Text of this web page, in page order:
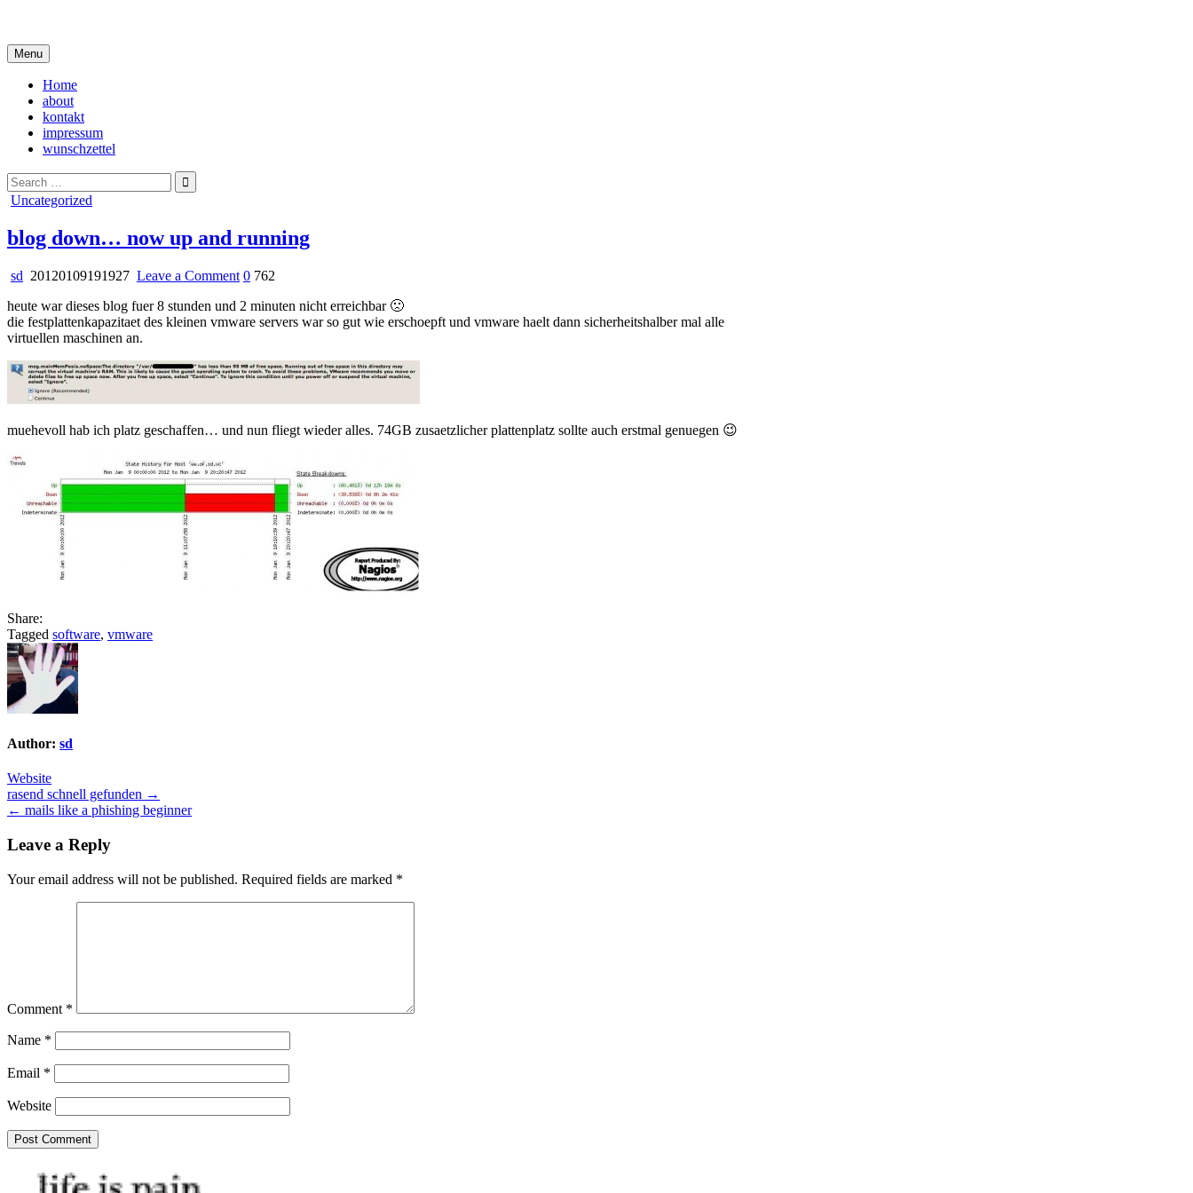
content
Menu
Home
about
kontakt
impressum
wunschzettel
Search
for:
Posted
Uncategorized
blog down… now up and running
sd 20120109191927 Leave a Commenton
down…
now
running
0 762
heute war dieses blog fuer 8 stunden und 2 minuten nicht erreichbar 🙁
die festplattenkapazitaet des kleinen vmware servers war so gut wie erschoepft und vmware haelt dann sicherheitshalber mal alle
virtuellen maschinen an.
muehevoll hab ich platz geschaffen… und nun fliegt wieder alles. 74GB zusaetzlicher plattenplatz sollte auch erstmal genuegen 😉
Share:
Tagged software, vmware
Author: sd
Website
Post
navigation
rasend schnell gefunden →
← mails like a phishing beginner
Leave a Reply
Your email address will not be published. Required fields are marked *
Comment *
Name *
Email *
Website